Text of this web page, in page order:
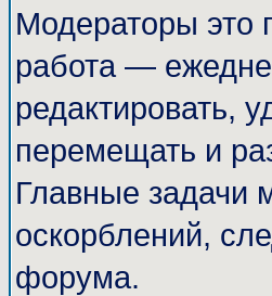
Модераторы это
работа —
редактировать,
перемещать и
Главные задачи
оскорблений,
форума.